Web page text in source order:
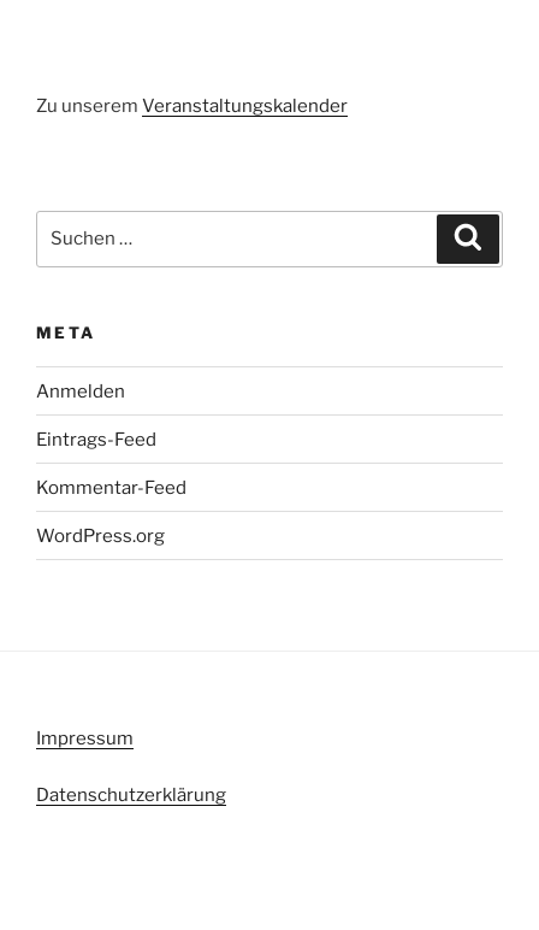
Zu unserem Veranstaltungskalender
nach:
META
Anmelden
Eintrags-Feed
Kommentar-Feed
WordPress.org
Impressum
Datenschutzerklärung